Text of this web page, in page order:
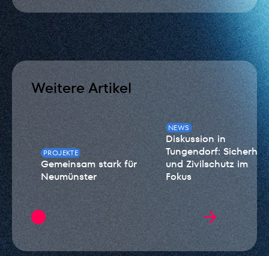
Weitere Artikel
PROJEKTE
Gemeinsam stark für
Neumünster
NEWS
Diskussion in
Tungendorf: Sicherheit
und Zivilschutz im
Fokus